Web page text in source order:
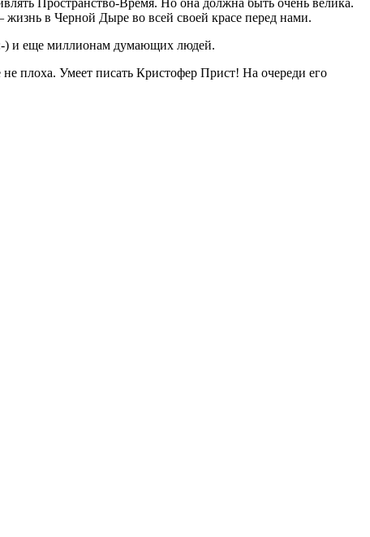
в Черной Дыре во всей своей красе перед нами.
:-) и еще миллионам думающих людей.
плоха. Умеет писать Кристофер Прист! На очереди его